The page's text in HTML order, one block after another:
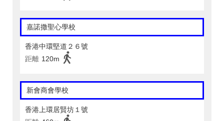
嘉諾撒聖心學校
香港中環堅道２６號
距離 120m
新會商會學校
香港上環居賢坊１號